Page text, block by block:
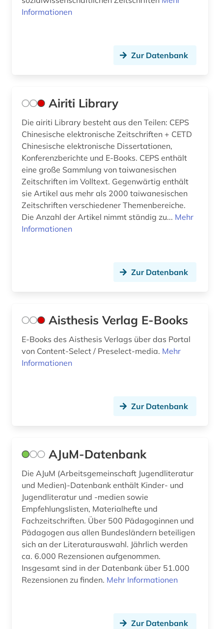
elektronsiches buch (1)
elfriede (1)
england (8)
englisch (59)
englisch literatur (1)
englische sprachwissenschaft (1)
englisches sprachgebiet (2)
englischunterricht (2)
english (1)
epik (1)
ereignis (1)
erkenntnistheorie (1)
erotische lyrik (1)
erstlingswerk (2)
erziehungswissenschaften (1)
Informationen
Zur Datenbank
Airiti Library
Die airiti Library besteht aus den Teilen: CEPS
Chinesische elektronische Zeitschriften + CETD
Chinesische elektronische Dissertationen,
Konferenzberichte und E-Books. CEPS enthält
eine große Sammlung von taiwanesischen
Zeitschriften im Volltext. Gegenwärtig enthält
sie Artikel aus mehr als 2000 taiwanesischen
Zeitschriften verschiedener Themenbereiche.
Die Anzahl der Artikel nimmt ständig zu... Mehr
Informationen
Zur Datenbank
Aisthesis Verlag E-Books
E-Books des Aisthesis Verlags über das Portal
von Content-Select / Preselect-media. Mehr
Informationen
Zur Datenbank
AJuM-Datenbank
Die AJuM (Arbeitsgemeinschaft Jugendliteratur
und Medien)-Datenbank enthält Kinder- und
Jugendliteratur und -medien sowie
Empfehlungslisten, Materialhefte und
Fachzeitschriften. Über 500 Pädagoginnen und
Pädagogen aus allen Bundesländern beteiligen
sich an der Literaturauswahl. Jährlich werden
ca. 6.000 Rezensionen aufgenommen.
Insgesamt sind in der Datenbank über 51.000
Rezensionen zu finden. Mehr Informationen
Zur Datenbank